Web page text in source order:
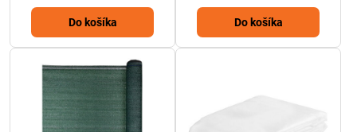
Do košíka Do košíka